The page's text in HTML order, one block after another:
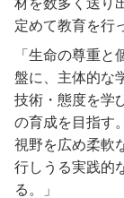
定めて教育を行
「生命の尊重
盤に、主体的な
技術・態度を学
の育成を目指す
視野を広め柔軟
行しうる実践的
る。」